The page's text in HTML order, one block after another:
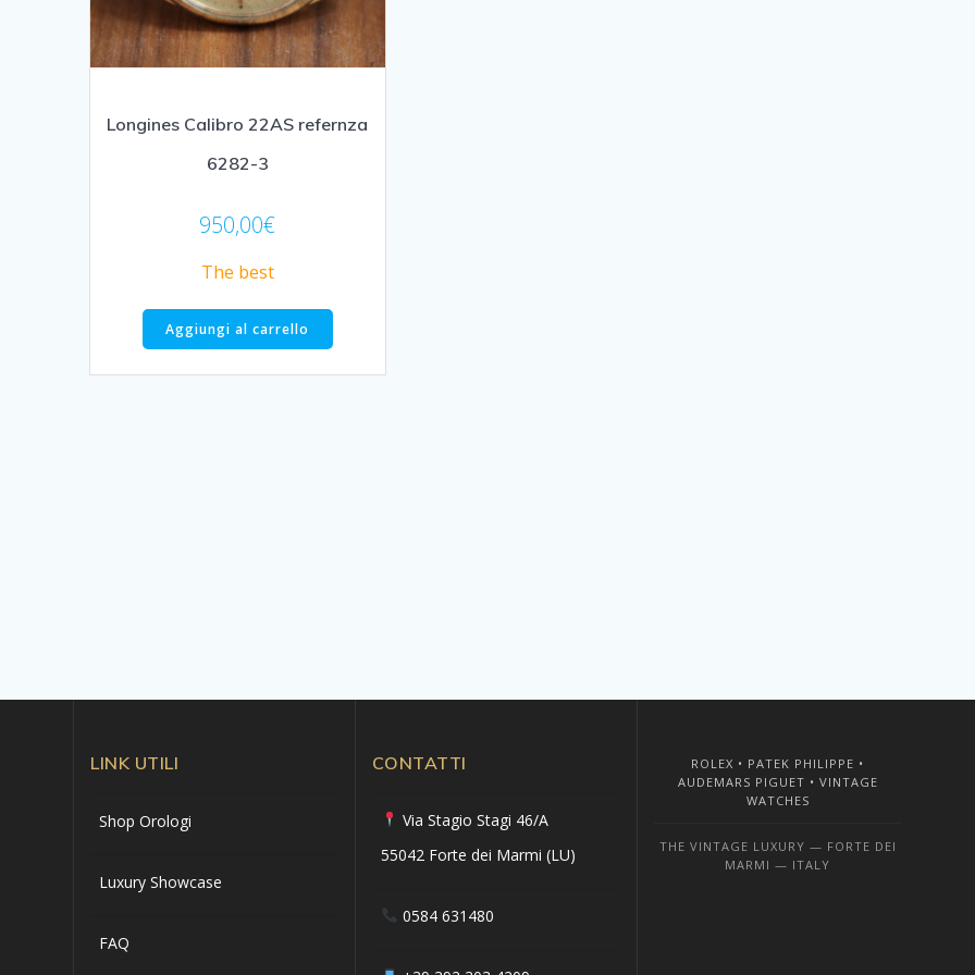
Longines Calibro 22AS refernza
6282-3
950,00€
The best
Aggiungi al carrello
LINK UTILI
Shop Orologi
Luxury Showcase
FAQ
CONTATTI
Via Stagio Stagi 46/A
55042 Forte dei Marmi (LU)
0584 631480
ROLEX • PATEK PHILIPPE •
AUDEMARS PIGUET • VINTAGE
WATCHES
THE VINTAGE LUXURY — FORTE DEI
MARMI — ITALY